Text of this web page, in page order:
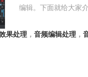
编辑。下面就给大家
果处理 ， 音频编辑处理 ，